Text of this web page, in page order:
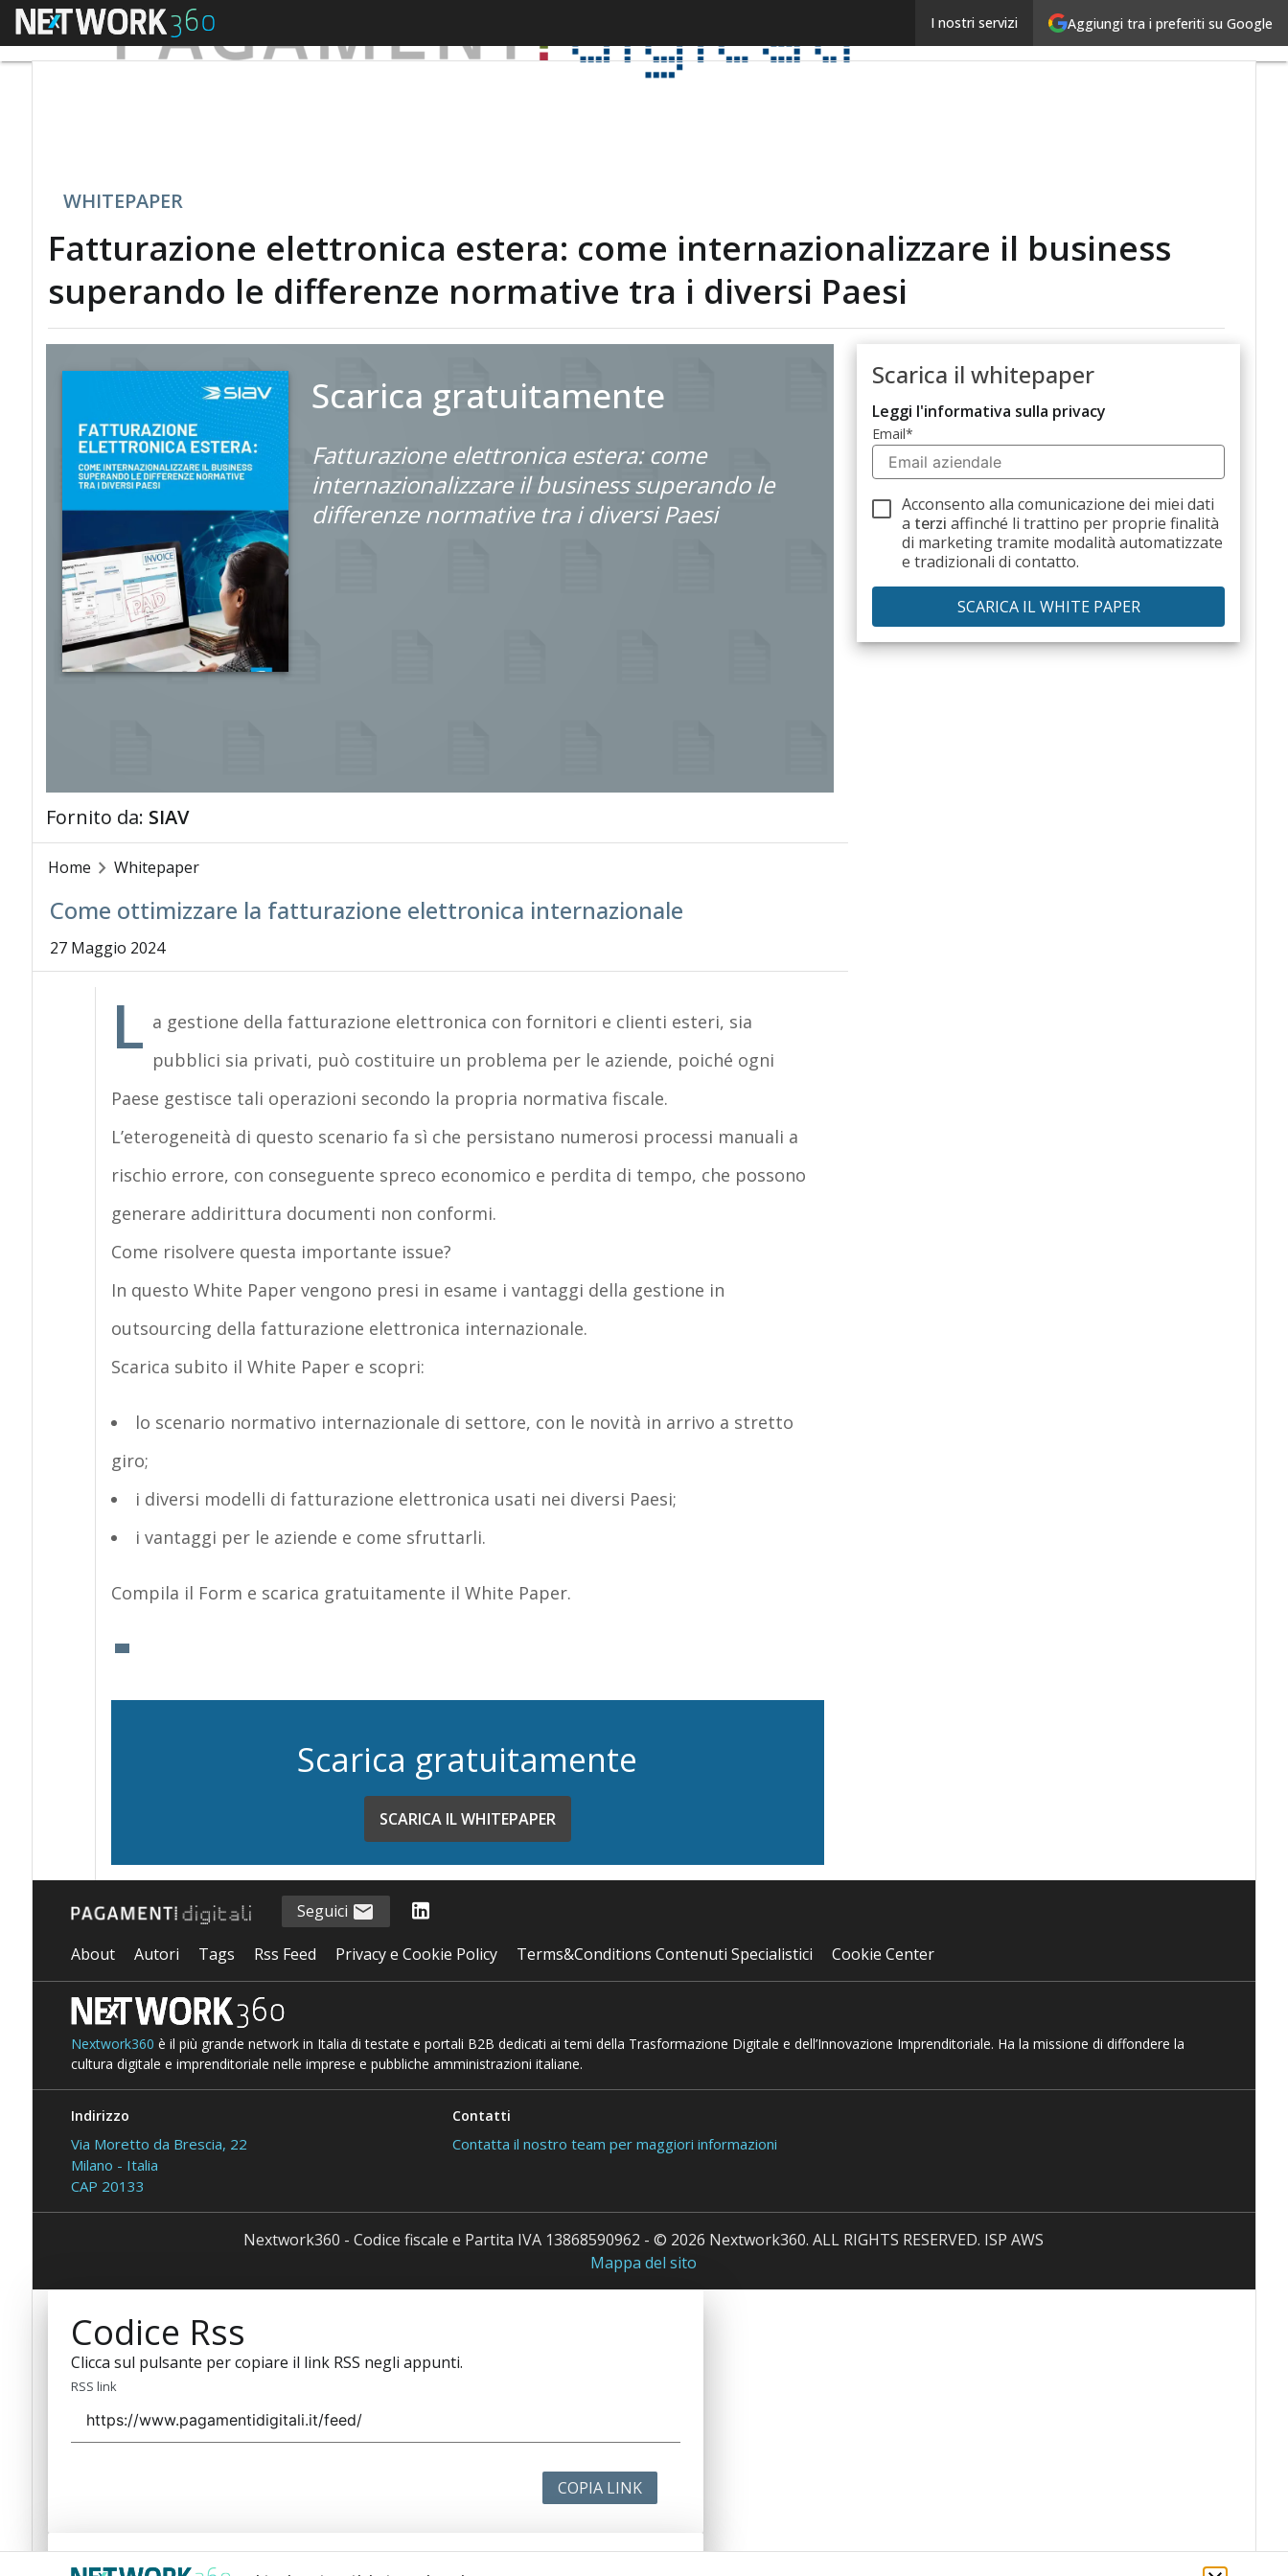
Aggiungi tra i preferiti su Google
I nostri servizi
Menu Fatturazione elettronica estera: come
WHITEPAPER
Fatturazione elettronica estera: come internazionalizzare il business
superando le differenze normative tra i diversi Paesi
Scarica gratuitamente
Fatturazione elettronica estera: come
internazionalizzare il business superando le
differenze normative tra i diversi Paesi
Fornito da: SIAV
Home Whitepaper
Come ottimizzare la fatturazione elettronica internazionale
27 Maggio 2024
L a gestione della fatturazione elettronica con fornitori e clienti esteri, sia
pubblici sia privati, può costituire un problema per le aziende, poiché ogni
Paese gestisce tali operazioni secondo la propria normativa fiscale.
L’eterogeneità di questo scenario fa sì che persistano numerosi processi manuali a
rischio errore, con conseguente spreco economico e perdita di tempo, che possono
generare addirittura documenti non conformi.
Come risolvere questa importante issue?
In questo White Paper vengono presi in esame i vantaggi della gestione in
outsourcing della fatturazione elettronica internazionale.
Scarica subito il White Paper e scopri:
lo scenario normativo internazionale di settore, con le novità in arrivo a stretto
giro;
i diversi modelli di fatturazione elettronica usati nei diversi Paesi;
i vantaggi per le aziende e come sfruttarli.
Compila il Form e scarica gratuitamente il White Paper.
Scarica gratuitamente
SCARICA IL WHITEPAPER
Scarica il whitepaper
Leggi l'informativa sulla privacy
Email*
Acconsento alla comunicazione dei miei dati
a terzi affinché li trattino per proprie finalità
di marketing tramite modalità automatizzate
e tradizionali di contatto.
Seguici
About Autori Tags Rss Feed Privacy e Cookie Policy Terms&Conditions Contenuti Specialistici Cookie Center
Nextwork360 è il più grande network in Italia di testate e portali B2B dedicati ai temi della Trasformazione Digitale e dell’Innovazione Imprenditoriale. Ha la missione di diffondere la
cultura digitale e imprenditoriale nelle imprese e pubbliche amministrazioni italiane.
Indirizzo
Via Moretto da Brescia, 22
Milano - Italia
CAP 20133
Contatti
Contatta il nostro team per maggiori informazioni
Nextwork360 - Codice fiscale e Partita IVA 13868590962 - © 2026 Nextwork360. ALL RIGHTS RESERVED. ISP AWS
Mappa del sito
Codice Rss
Clicca sul pulsante per copiare il link RSS negli appunti.
RSS link
COPIA LINK